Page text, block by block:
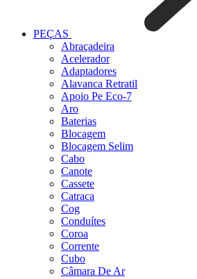
PEÇAS
Abraçadeira
Acelerador
Adaptadores
Alavanca Retratil
Apoio Pe Eco-7
Aro
Baterias
Blocagem
Blocagem Selim
Cabo
Canote
Cassete
Catraca
Cog
Conduítes
Coroa
Corrente
Cubo
Câmara De Ar